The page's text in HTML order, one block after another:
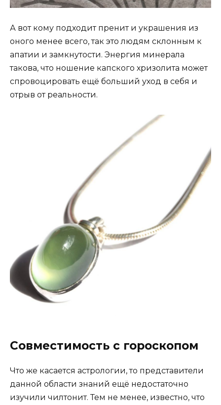
А вот кому подходит пренит и украшения из
оного менее всего, так это людям склонным к
апатии и замкнутости. Энергия минерала
такова, что ношение капского хризолита может
спровоцировать ещё больший уход в себя и
отрыв от реальности.
Совместимость с гороскопом
Что же касается астрологии, то представители
данной области знаний ещё недостаточно
изучили чилтонит. Тем не менее, известно, что